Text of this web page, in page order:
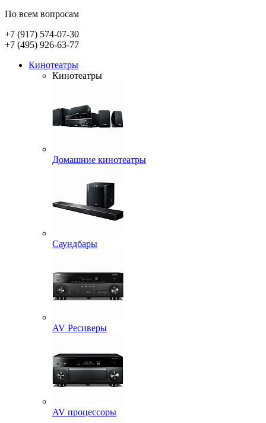
По всем вопросам
+7 (917) 574-07-30
+7 (495) 926-63-77
Кинотеатры
Кинотеатры
Домашние кинотеатры
Саундбары
AV Ресиверы
AV процессоры